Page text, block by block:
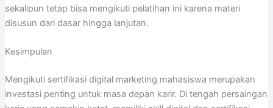
sekalipun tetap bisa mengikuti pelatihan ini karena materi
disusun dari dasar hingga lanjutan.
Kesimpulan
Mengikuti sertifikasi digital marketing mahasiswa merupakan
investasi penting untuk masa depan karir. Di tengah persaingan